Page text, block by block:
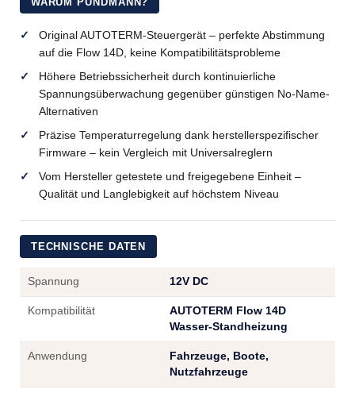
Original AUTOTERM-Steuergerät – perfekte Abstimmung
auf die Flow 14D, keine Kompatibilitätsprobleme
Höhere Betriebssicherheit durch kontinuierliche
Spannungsüberwachung gegenüber günstigen No-Name-
Alternativen
Präzise Temperaturregelung dank herstellerspezifischer
Firmware – kein Vergleich mit Universalreglern
Vom Hersteller getestete und freigegebene Einheit –
Qualität und Langlebigkeit auf höchstem Niveau
TECHNISCHE DATEN
Spannung 12V DC
Kompatibilität
AUTOTERM Flow 14D
Wasser-Standheizung
Anwendung
Fahrzeuge, Boote,
Nutzfahrzeuge